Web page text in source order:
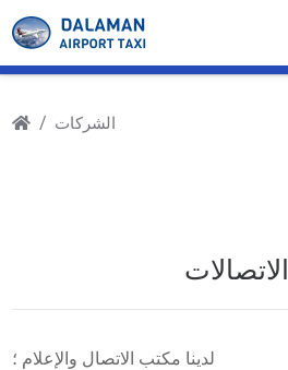
الشركات
الاتصالات
لدينا مكتب الاتصال والإعلام ؛